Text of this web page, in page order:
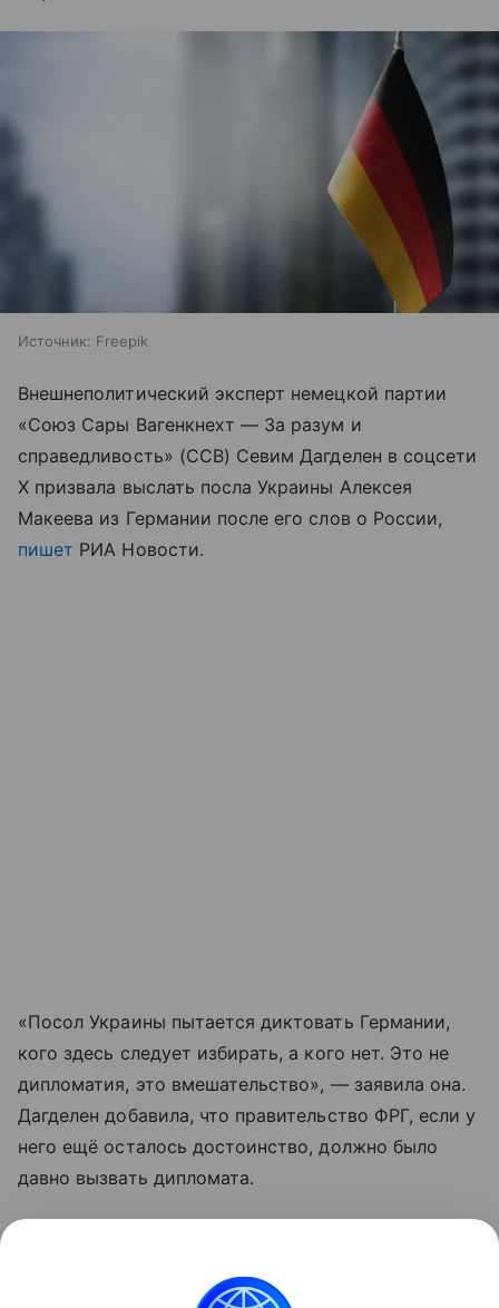
Источник: Freepik
Внешнеполитический эксперт немецкой партии
«Союз Сары Вагенкнехт — За разум и
справедливость» (ССВ) Севим Дагделен в соцсети
X призвала выслать посла Украины Алексея
Макеева из Германии после его слов о России,
пишет РИА Новости.
«Посол Украины пытается диктовать Германии,
кого здесь следует избирать, а кого нет. Это не
дипломатия, это вмешательство», — заявила она.
Дагделен добавила, что правительство ФРГ, если у
него ещё осталось достоинство, должно было
давно вызвать дипломата.